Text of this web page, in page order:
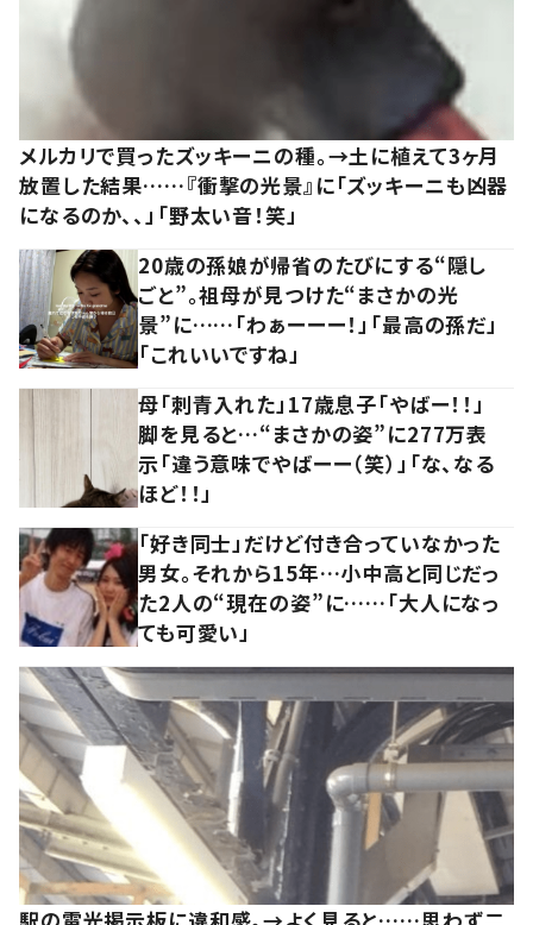
メルカリで買ったズッキーニの種。→土に植えて3ヶ月
放置した結果……『衝撃の光景』に「ズッキーニも凶器
になるのか、、」「野太い音！笑」
20歳の孫娘が帰省のたびにする“隠し
ごと”。祖母が見つけた“まさかの光
景”に……「わぁーーー！」「最高の孫だ」
「これいいですね」
母「刺青入れた」17歳息子「やばー！！」
脚を見ると…“まさかの姿”に277万表
示「違う意味でやばーー（笑）」「な、なる
ほど！！」
「好き同士」だけど付き合っていなかった
男女。それから15年…小中高と同じだっ
た2人の“現在の姿”に……「大人になっ
ても可愛い」